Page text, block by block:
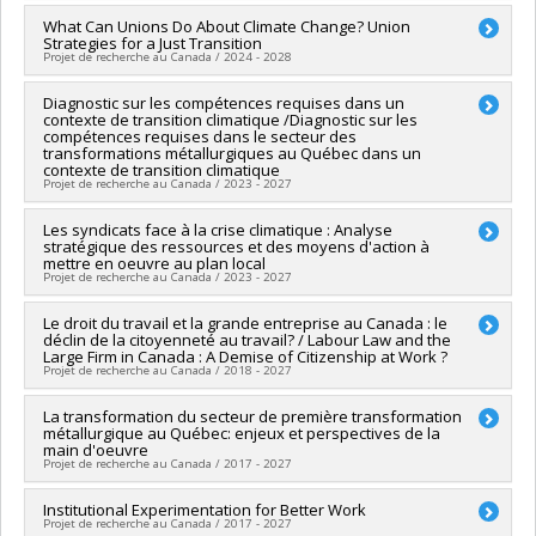
stratégiques
Schmitt,Nicolas Moizard,Auriane Lamine,Philippe Martin
Sara Slinn ,Sean O'Brady,Sophie Bernard
Mustchin,Tamara L. Lee ,Tobias Schulze-Cleven
Hastie,Cassandra Bowkett,Chris F. Wright,Chris Tilly,
Christine Erhel,Christopher Winch,Dionne Pohler
Doorey, Damian Grimshaw,Ruth Barton,Senhu Wang
Mateo Crossa,Nikolaus Hammer,Karen Jaehrling,Lorena
Poblete, Linda Clarke,Harry Pitts
Javier Salinas-Garcia,Huw Thomas
Funding sources:CRSH/Conseil de recherches en sciences
humaines du Canada
Grant programs:
Lead researcher : Gregor Murray
Co-researchers :Mélanie Laroche,
Dupuis
Grant programs:
What Can Unions Do About Climate Change? Union
Strategies for a Just Transition
Projet de recherche au Canada / 2024 - 2028
Lead researcher : Gregor Murray
Co-researchers : Mélanie Laroche,Ian MacDonald,
Dupuis,John G Peters
Funding sources:CRSH/Conseil de recherches en sciences
humaines du Canada
Grant programs:PVX99097-Subvention de développement de
partenariat
Diagnostic sur les compétences requises dans un
contexte de transition climatique /Diagnostic sur les
compétences requises dans le secteur des
transformations métallurgiques au Québec dans un
contexte de transition climatique
Projet de recherche au Canada / 2023 - 2027
Funding sources:Comité sectoriel de main-d'oeuvre de la
métallurgie du Québec
Grant programs:
Les syndicats face à la crise climatique : Analyse
stratégique des ressources et des moyens d'action à
mettre en oeuvre au plan local
Projet de recherche au Canada / 2023 - 2027
Lead researcher : Mélanie Laroche
Co-researchers :Gregor Murray,Ian MacDonald
Funding sources:CRSH/Conseil de recherches en sciences
humaines du Canada
Grant programs:PVXXXXXX-Subvention d'engagement
partenarial
Le droit du travail et la grande entreprise au Canada : le
déclin de la citoyenneté au travail? / Labour Law and the
Large Firm in Canada : A Demise of Citizenship at Work ?
Projet de recherche au Canada / 2018 - 2027
Lead researcher : Michel Coutu
Co-researchers : Gregor Murray,Philippe Barré, Renée-
Claude Drouin,Mélanie Dufour-Poirier
Diane Gagné,Marie-Josée Legault,Julie Bourgault,Mathieu
Dupuis,Charles Tremblay Potvin
Funding sources: CRSH/Conseil de recherches en sciences
La transformation du secteur de première transformation
métallurgique au Québec: enjeux et perspectives de la
main d'oeuvre
Projet de recherche au Canada / 2017 - 2027
Lead researcher :Gregor Murray
Funding sources: Comité sectoriel de main-d'oeuvre de la
Institutional Experimentation for Better Work
Projet de recherche au Canada / 2017 - 2027